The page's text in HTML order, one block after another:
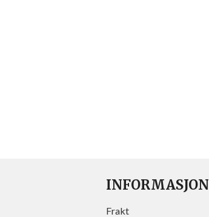
INFORMASJON
Frakt